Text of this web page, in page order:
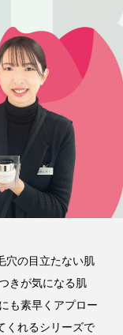
穴の目立たない肌
きが気になる肌
も素早くアプロー
くれるシリーズで